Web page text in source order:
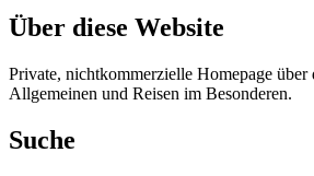
Über diese Website
Private, nichtkommerzielle Homepage über
Allgemeinen und Reisen im Besonderen.
Suche